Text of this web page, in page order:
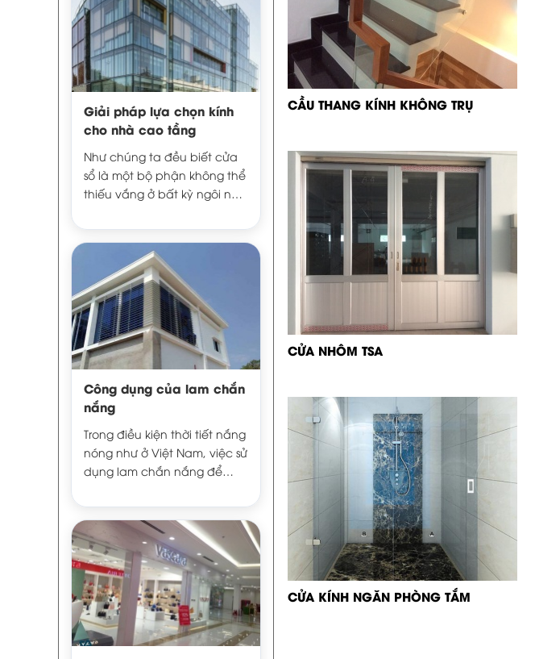
Giải pháp lựa chọn kính
cho nhà cao tầng
Như chúng ta đều biết cửa
sổ là một bộ phận không thể
thiếu vắng ở bất kỳ ngôi nhà
nước ta. Cụ thể hơn, nó có
chức năng lấy ánh sáng,
thông gió, ngăn tiếng ồn và
chống trộm. Tất nhiên, về
mặt mỹ quan, cửa sổ làm
cho ngôi nhà thêm đẹp,
thêm xinh nếu như được bố
Công dụng của lam chắn
nắng
Trong điều kiện thời tiết nắng
nóng như ở Việt Nam, việc sử
dụng lam chắn nắng để
ánh nắng mặt trời xâm nhập
vào căn phòng khiến cho
không khí tăng cao gây ảnh
hưởng đến hiệu suất làm
việc của mọi người.
CẦU THANG KÍNH KHÔNG TRỤ
CỬA NHÔM TSA
CỬA KÍNH NGĂN PHÒNG TẮM